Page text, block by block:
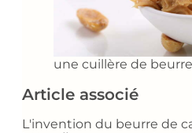
une cuillère de
Article associé
L'invention du beurre de